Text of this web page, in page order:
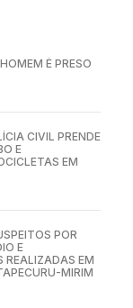
É PRESO
CIVIL PRENDE
E
EM
POR
E
REALIZADAS EM
MIRIM